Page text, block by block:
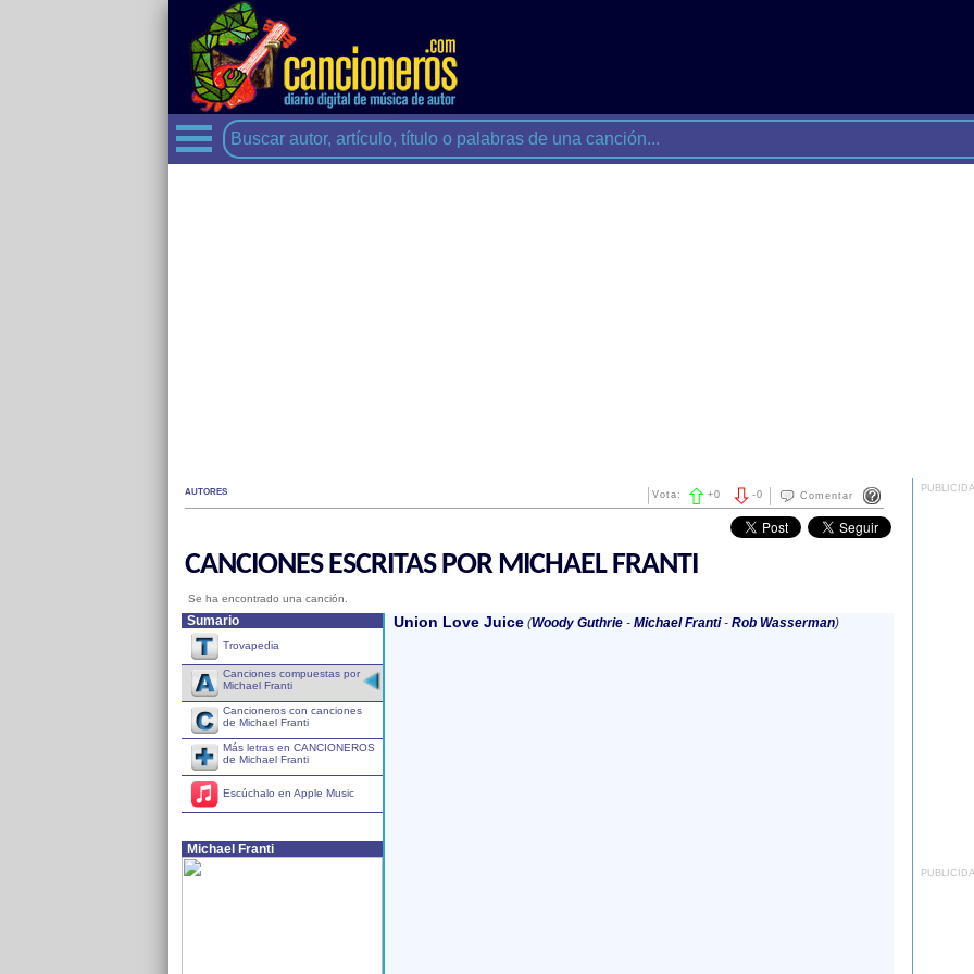
AUTORES Comentar
-0
Vota: +0
CANCIONES ESCRITAS POR MICHAEL FRANTI
Se ha encontrado una canción.
Sumario
Trovapedia
Canciones compuestas por
Michael Franti
Cancioneros con canciones
de Michael Franti
Más letras en CANCIONEROS
de Michael Franti
Escúchalo en Apple Music
Michael Franti
Union Love Juice (Woody Guthrie- Michael Franti- Rob Wasserman)